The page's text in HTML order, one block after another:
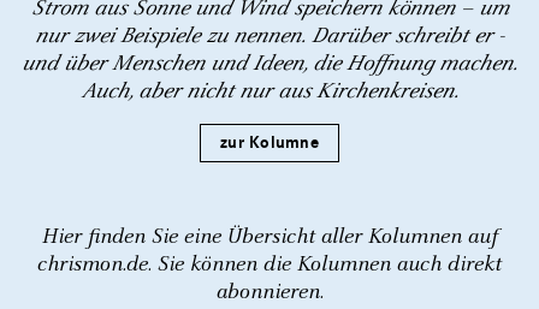
Strom aus Sonne und Wind speichern können – um
nur zwei Beispiele zu nennen. Darüber schreibt er -
und über Menschen und Ideen, die Hoffnung machen.
Auch, aber nicht nur aus Kirchenkreisen.
zur Kolumne
Hier finden Sie eine Übersicht aller Kolumnen auf
chrismon.de. Sie können die Kolumnen auch direkt
abonnieren.